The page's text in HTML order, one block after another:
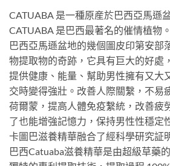
CATUABA 是一種原産於巴西亞馬遜
CATUABA 是巴西最著名的催情植物
巴西亞馬遜盆地的幾個圖皮印第安部
物提取物的奇跡，它具有巨大的好處
提供健康、能量、幫助男性擁有又大
交時變得強壯。改善人際關繫，不易
荷爾蒙，提高人體免疫繫統，改善疲
了也能增強記憶力，保持男性性穩定
卡圖巴滋養精華融合了經科學研究証
巴西Catuaba滋養精華是由超級草藥